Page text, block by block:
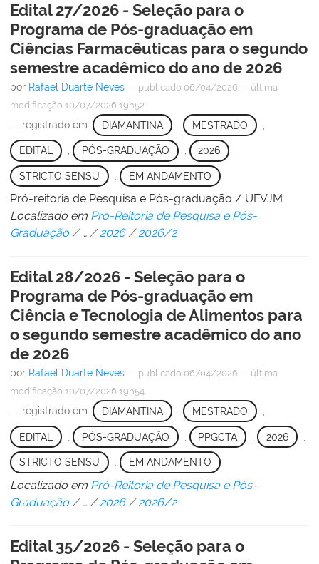
Edital 27/2026 - Seleção para o
Programa de Pós-graduação em
Ciências Farmacêuticas para o segundo
semestre acadêmico do ano de 2026
por Rafael Duarte Neves — publicado 06/04/2026 — última
modificação 10/07/2026 19h52
— registrado em: DIAMANTINA MESTRADO
EDITAL , PÓS-GRADUAÇÃO , 2026 ,
STRICTO SENSU EM ANDAMENTO
Pró-reitoria de Pesquisa e Pós-graduação / UFVJM
Localizado em Pró-Reitoria de Pesquisa e Pós-
Graduação /… /2026 /2026/2
Edital 28/2026 - Seleção para o
Programa de Pós-graduação em
Ciência e Tecnologia de Alimentos para
o segundo semestre acadêmico do ano
de 2026
por Rafael Duarte Neves — publicado 06/04/2026 — última
modificação 10/07/2026 19h54
— registrado em: DIAMANTINA MESTRADO
EDITAL PÓS-GRADUAÇÃO PPGCTA , 2026
STRICTO SENSU , EM ANDAMENTO
Localizado em Pró-Reitoria de Pesquisa e Pós-
Graduação /… /2026 /2026/2
Edital 35/2026 - Seleção para o